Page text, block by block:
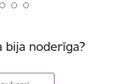
bija noderīga?